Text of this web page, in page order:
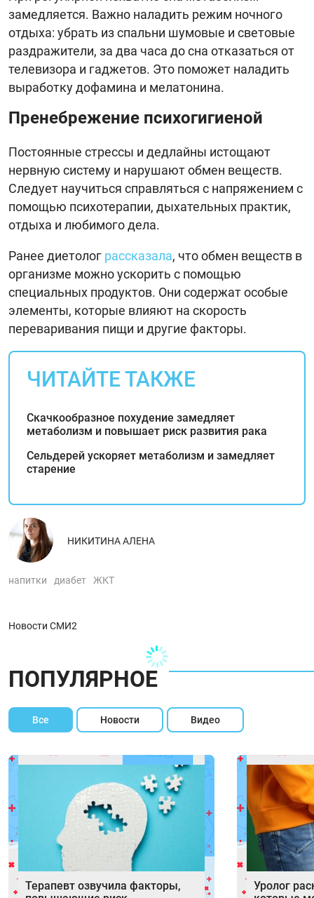
замедляется. Важно наладить режим ночного
отдыха: убрать из спальни шумовые и световые
раздражители, за два часа до сна отказаться от
телевизора и гаджетов. Это поможет наладить
выработку дофамина и мелатонина.
Пренебрежение психогигиеной
Постоянные стрессы и дедлайны истощают
нервную систему и нарушают обмен веществ.
Следует научиться справляться с напряжением с
помощью психотерапии, дыхательных практик,
отдыха и любимого дела.
Ранее диетолог рассказала, что обмен веществ в
организме можно ускорить с помощью
специальных продуктов. Они содержат особые
элементы, которые влияют на скорость
переваривания пищи и другие факторы.
ЧИТАЙТЕ ТАКЖЕ
Скачкообразное похудение замедляет
метаболизм и повышает риск развития рака
Сельдерей ускоряет метаболизм и замедляет
старение
НИКИТИНА АЛЕНА
напитки диабет ЖКТ
Новости СМИ2
ПОПУЛЯРНОЕ
Все Новости Видео
Терапевт озвучила факторы,
Уролог